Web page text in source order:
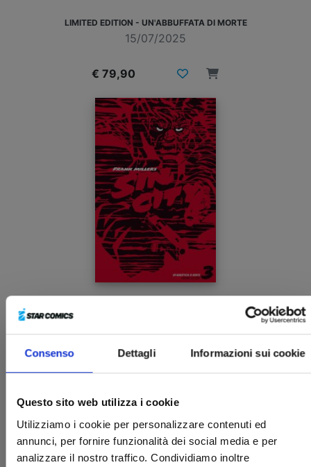
Consenso Dettagli Informazioni sui cookie
Questo sito web utilizza i cookie
Utilizziamo i cookie per personalizzare contenuti ed
annunci, per fornire funzionalità dei social media e per
analizzare il nostro traffico. Condividiamo inoltre
LIMITED EDITION - UN'ABBUFFATA DI MORTE
15/07/2025
€ 79,90
VARIANT EDITION - UN'ABBUFFATA DI MORTE
15/07/2025